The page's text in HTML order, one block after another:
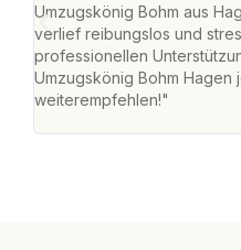
Umzugskönig Bohm aus
verlief reibungslos und
professionellen
Umzugskönig Bohm Hagen
weiterempfehlen!"